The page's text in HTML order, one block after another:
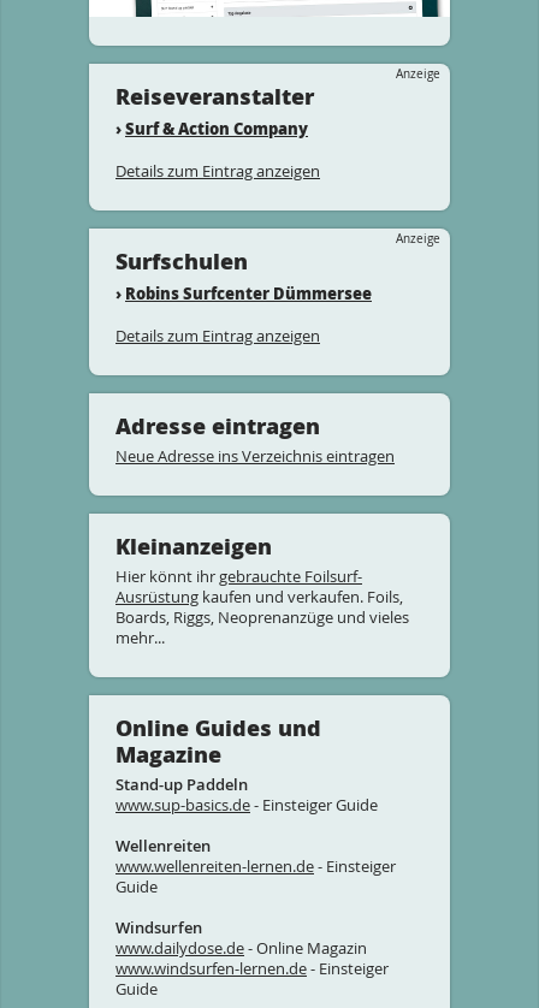
Anzeige
Reiseveranstalter
›Surf & Action Company
Details zum Eintrag anzeigen
Anzeige
Surfschulen
› Robins Surfcenter Dümmersee
Details zum Eintrag anzeigen
Adresse eintragen
Neue Adresse ins Verzeichnis eintragen
Kleinanzeigen
Hier könnt ihrgebrauchte Foilsurf-
Ausrüstung kaufen und verkaufen. Foils,
Boards, Riggs, Neoprenanzüge und vieles
mehr...
Online Guides und
Magazine
Stand-up Paddeln
www.sup-basics.de- Einsteiger Guide
Wellenreiten
www.wellenreiten-lernen.de- Einsteiger
Guide
Windsurfen
www.dailydose.de- Online Magazin
www.windsurfen-lernen.de- Einsteiger
Guide